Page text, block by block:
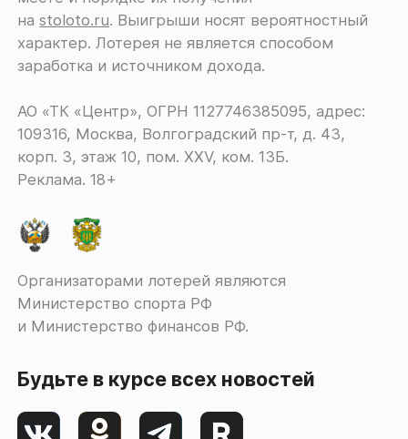
наstoloto.ru. Выигрыши носят вероятностный
характер. Лотерея не является способом
заработка и источником дохода.
АО «ТК «Центр», ОГРН 1127746385095, адрес:
109316, Москва, Волгоградский пр-т, д. 43,
корп. 3, этаж 10, пом. XXV, ком. 13Б.
Реклама. 18+
Организаторами лотерей являются
Министерство спорта РФ
и Министерство финансов РФ.
Будьте в курсе всех новостей